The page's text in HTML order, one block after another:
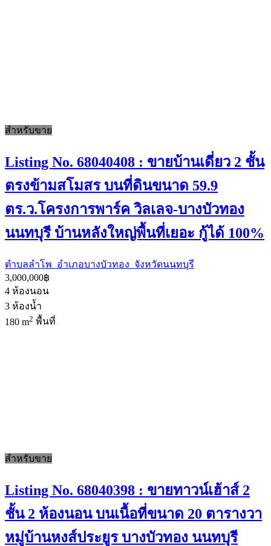
สำหรับขาย
Listing No. 68040408 : ขายบ้านเดี่ยว 2 ชั้น
ตรงข้ามสโมสร บนที่ดินขนาด 59.9
ตร.ว.โครงการพาร์ค วิลเลจ-บางบัวทอง
นนทบุรี บ้านหลังใหญ่พื้นที่เยอะ กู้ได้ 100%
ตำบลลำโพ อำเภอบางบัวทอง จังหวัดนนทบุรี
3,000,000฿
4 ห้องนอน
3 ห้องน้ำ
180 m2 พื้นที่
สำหรับขาย
Listing No. 68040398 : ขายทาวน์เฮ้าส์ 2
ชั้น 2 ห้องนอน บนเนื้อที่ขนาด 20 ตารางวา
หมู่บ้านหงส์ประยูร บางบัวทอง นนทบุรี